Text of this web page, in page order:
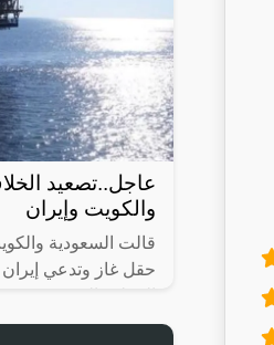
عاجل..تصعيد
والكويت وإيران
قالت السعودية
حقل غاز وتدعي إيران
بمواصلة أعمال